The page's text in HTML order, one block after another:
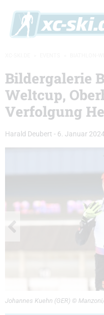
Bildergalerie
Weltcup,
Verfolgung
Harald Deubert - 6. Januar
Johannes Kuehn (GER) ©